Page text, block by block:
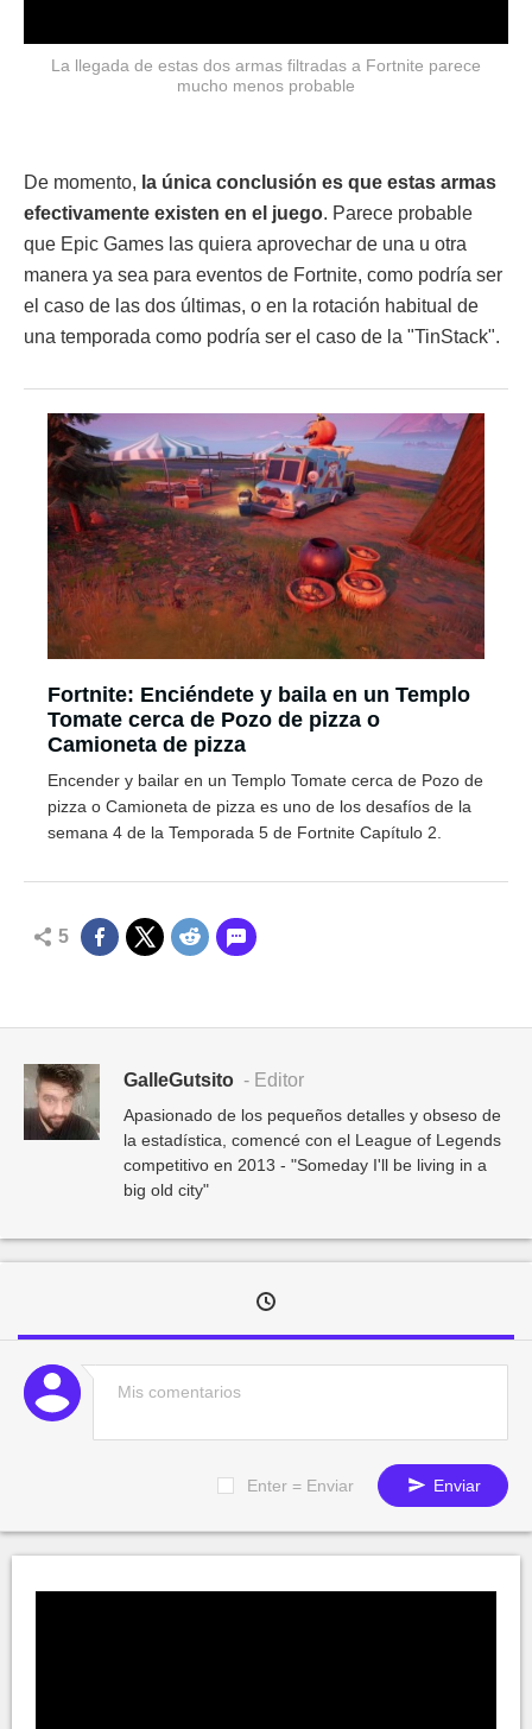
La llegada de estas dos armas filtradas a Fortnite parece
mucho menos probable
De momento, la única conclusión es que estas armas
efectivamente existen en el juego. Parece probable
que Epic Games las quiera aprovechar de una u otra
manera ya sea para eventos de Fortnite, como podría ser
el caso de las dos últimas, o en la rotación habitual de
una temporada como podría ser el caso de la "TinStack".
Fortnite: Enciéndete y baila en un Templo
Tomate cerca de Pozo de pizza o
Camioneta de pizza
Encender y bailar en un Templo Tomate cerca de Pozo de
pizza o Camioneta de pizza es uno de los desafíos de la
semana 4 de la Temporada 5 de Fortnite Capítulo 2.
5
GalleGutsito - Editor
Apasionado de los pequeños detalles y obseso de
la estadística, comencé con el League of Legends
competitivo en 2013 - "Someday I'll be living in a
big old city"
Enter = Enviar Enviar